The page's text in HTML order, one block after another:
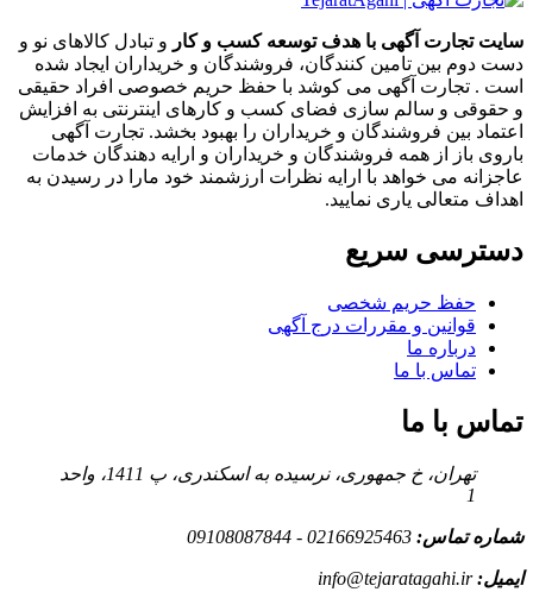
سایت تجارت آگهی با هدف توسعه کسب و کار و تبادل کالاهای نو و
دست دوم بین تامین کنندگان، فروشندگان و خریداران ایجاد شده
است . تجارت آگهی می کوشد با حفظ حریم خصوصی افراد حقیقی
و حقوقی و سالم سازی فضای کسب و کارهای اینترنتی به افزایش
اعتماد بین فروشندگان و خریداران را بهبود بخشد. تجارت آگهی
باروی باز از همه فروشندگان و خریداران و ارایه دهندگان خدمات
عاجزانه می خواهد با ارایه نظرات ارزشمند خود مارا در رسیدن به
اهداف متعالی یاری نمایید.
دسترسی سریع
حفظ حریم شخصی
قوانین و مقررات درج آگهی
درباره ما
تماس با ما
تماس با ما
تهران، خ جمهوری، نرسیده به اسکندری، پ 1411، واحد
1
شماره تماس: 02166925463 - 09108087844
ایمیل:info@tejaratagahi.ir